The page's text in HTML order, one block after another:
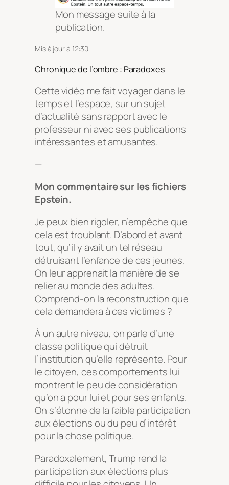
Mon message suite à la
publication.
Mis à jour à 12:30.
Chronique de l’ombre : Paradoxes
Cette vidéo me fait voyager dans le
temps et l’espace, sur un sujet
d’actualité sans rapport avec le
professeur ni avec ses publications
intéressantes et amusantes.
—
Mon commentaire sur les fichiers
Epstein.
Je peux bien rigoler, n’empêche que
cela est troublant. D’abord et avant
tout, qu’il y avait un tel réseau
détruisant l’enfance de ces jeunes.
On leur apprenait la manière de se
relier au monde des adultes.
Comprend-on la reconstruction que
cela demandera à ces victimes ?
À un autre niveau, on parle d’une
classe politique qui détruit
l’institution qu’elle représente. Pour
le citoyen, ces comportements lui
montrent le peu de considération
qu’on a pour lui et pour ses enfants.
On s’étonne de la faible participation
aux élections ou du peu d’intérêt
pour la chose politique.
Paradoxalement, Trump rend la
participation aux élections plus